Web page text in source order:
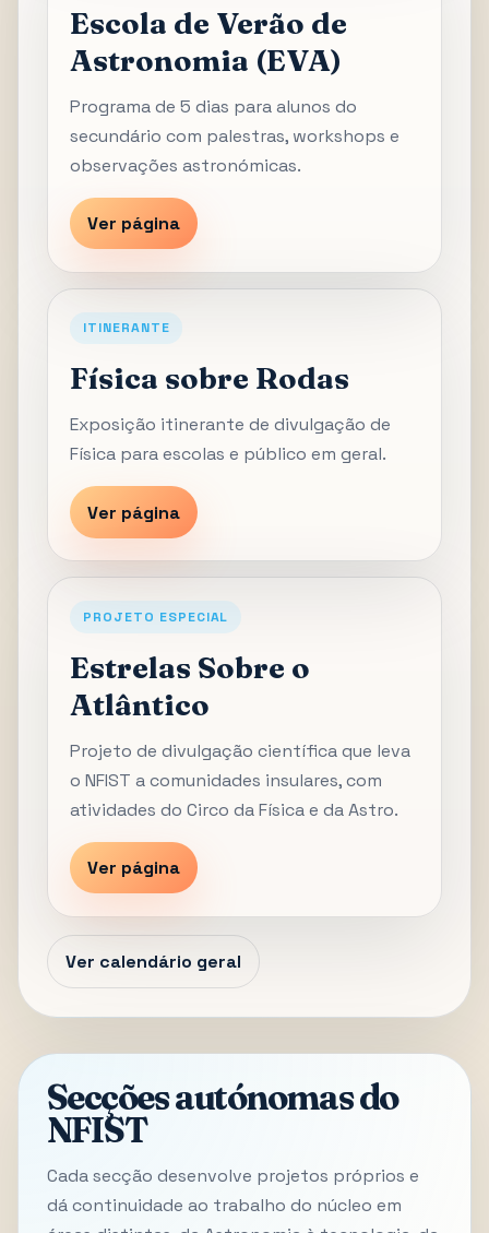
Escola de Verão de
Astronomia (EVA)
Programa de 5 dias para alunos do
secundário com palestras, workshops e
observações astronómicas.
Ver página
ITINERANTE
Física sobre Rodas
Exposição itinerante de divulgação de
Física para escolas e público em geral.
Ver página
PROJETO ESPECIAL
Estrelas Sobre o
Atlântico
Projeto de divulgação científica que leva
o NFIST a comunidades insulares, com
atividades do Circo da Física e da Astro.
Ver página
Ver calendário geral
Secções autónomas do
NFIST
Cada secção desenvolve projetos próprios e
dá continuidade ao trabalho do núcleo em